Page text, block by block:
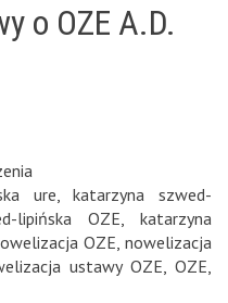
o OZE A.D.
ure,katarzyna szwed-
lipińska OZE, katarzyna
OZE, nowelizacja
ustawy OZE,OZE,